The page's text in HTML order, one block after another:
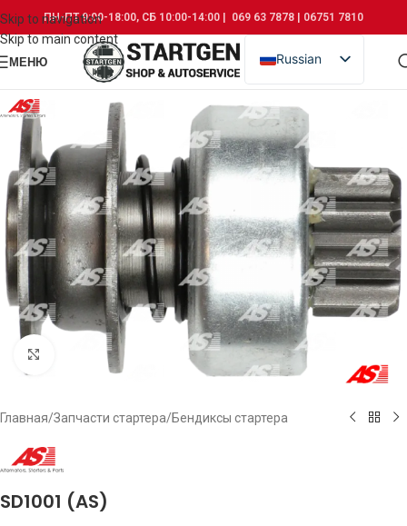
Skip to navigation
Skip to main content
ПН-ПТ 9:00-18:00, СБ 10:00-14:00 | 069 63 7878 | 06751 7810
МЕНЮ
Russian
Romanian
Click to enlarge
Главная/Запчасти стартера/Бендиксы стартера
SD1001 (AS)